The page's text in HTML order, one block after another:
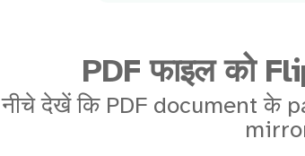
PDF फाइल को
नीचे देखें कि PDF document के